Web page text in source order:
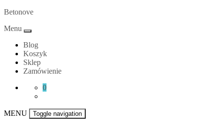
Skip
content
Betonove
Menu
Blog
Koszyk
Sklep
Zamówienie
0
MENU Toggle navigation